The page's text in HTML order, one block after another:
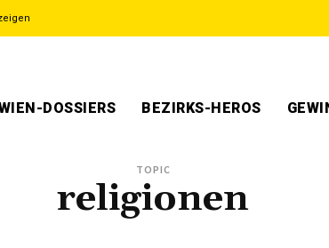
DOSSIERS BEZIRKS-HEROS
TOPIC
religionen